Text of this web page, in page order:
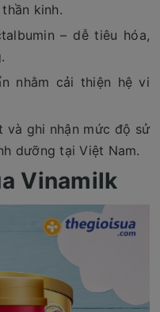
kinh.
– dễ tiêu hóa,
nhằm cải thiện hệ vi
và ghi nhận mức độ sử
dưỡng tại Việt Nam.
Vinamilk